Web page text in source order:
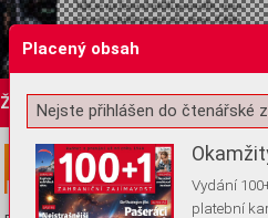
Žádost o souhlas s ukládáním
Placený obsah
Nejste přihlášen do čtenářské
Vydání
platební